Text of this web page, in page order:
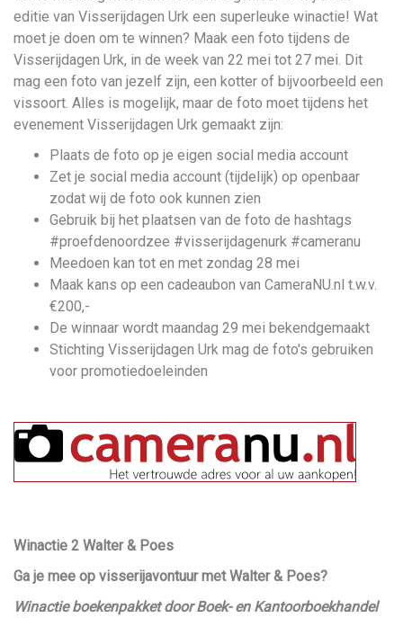
editie van Visserijdagen Urk een superleuke winactie! Wat
moet je doen om te winnen? Maak een foto tijdens de
Visserijdagen Urk, in de week van 22 mei tot 27 mei. Dit
mag een foto van jezelf zijn, een kotter of bijvoorbeeld een
vissoort. Alles is mogelijk, maar de foto moet tijdens het
evenement Visserijdagen Urk gemaakt zijn:
Plaats de foto op je eigen social media account
Zet je social media account (tijdelijk) op openbaar
zodat wij de foto ook kunnen zien
Gebruik bij het plaatsen van de foto de hashtags
#proefdenoordzee #visserijdagenurk #cameranu
Meedoen kan tot en met zondag 28 mei
Maak kans op een cadeaubon van CameraNU.nl t.w.v.
€200,-
De winnaar wordt maandag 29 mei bekendgemaakt
Stichting Visserijdagen Urk mag de foto's gebruiken
voor promotiedoeleinden
Winactie 2 Walter & Poes
Ga je mee op visserijavontuur met Walter & Poes?
Winactie boekenpakket door Boek- en Kantoorboekhandel